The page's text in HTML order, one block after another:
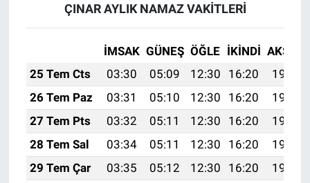
ÇINAR AYLIK NAMAZ VAKITLERI
İMSAK GÜNEŞ ÖĞLE İKINDI AKŞAM
25 Tem Cts
03:30 05:09 12:30 16:20
19:41
26 Tem Paz
03:31 05:10 12:30 16:20
19:40
27 Tem Pts
03:32 05:11 12:30 16:20
19:39
28 Tem Sal
03:34 05:11 12:30 16:20
19:38
29 Tem Çar
03:35 05:12 12:30 16:20
19:38